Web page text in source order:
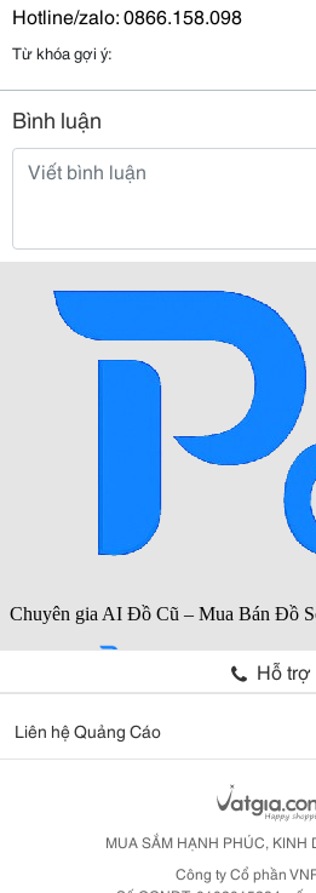
Hotline/zalo: 0866.158.098
Từ khóa gợi ý:
Bình luận
Hỗ trợ
Liên hệ Quảng Cáo
MUA SẮM HẠNH PHÚC, KINH
Công ty Cổ phần